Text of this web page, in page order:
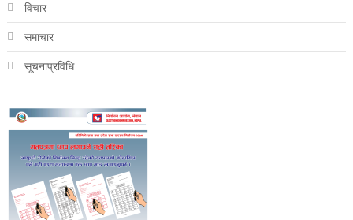
विचार
समाचार
सूचनाप्रविधि